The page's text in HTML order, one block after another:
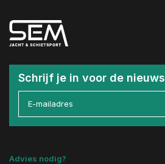
Schrijf je in voor de
Advies nodig?